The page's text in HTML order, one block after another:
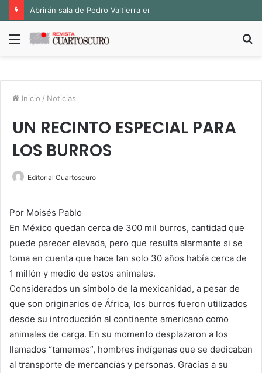
Menú
Inicio / Noticias
UN RECINTO ESPECIAL PARA
LOS BURROS
Editorial Cuartoscuro
Por Moisés Pablo
En México quedan cerca de 300 mil burros, cantidad que
puede parecer elevada, pero que resulta alarmante si se
toma en cuenta que hace tan solo 30 años había cerca de
1 millón y medio de estos animales.
Considerados un símbolo de la mexicanidad, a pesar de
que son originarios de África, los burros fueron utilizados
desde su introducción al continente americano como
animales de carga. En su momento desplazaron a los
llamados “tamemes”, hombres indígenas que se dedicaban
al transporte de mercancías y personas. Gracias a su